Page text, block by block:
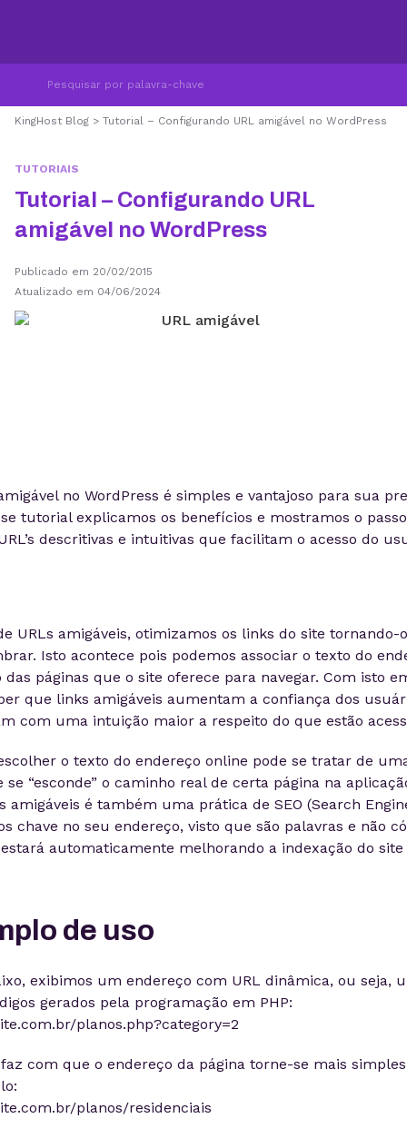
KingHost Blog > Tutorial – Configurando URL amigável no WordPress
TUTORIAIS
Tutorial – Configurando URL
amigável no WordPress
Publicado em 20/02/2015
Atualizado em 04/06/2024
no WordPress é simples e vantajoso para sua
tutorial explicamos os benefícios e mostramos o
descritivas e intuitivas que facilitam o acesso do
URLs amigáveis, otimizamos os links do site tornando-
Isto acontece pois podemos associar o texto do
páginas que o site oferece para navegar. Com isto
que links amigáveis aumentam a confiança dos
com uma intuição maior a respeito do que estão
o texto do endereço online pode se tratar de
se “esconde” o caminho real de certa página na
amigáveis é também uma prática de SEO (Search
chave no seu endereço, visto que são palavras e não
automaticamente melhorando a indexação do site
de uso
exibimos um endereço com URL dinâmica, ou seja,
gerados pela programação em PHP:
planos.php?category=2
faz com que o endereço da página torne-se mais
planos/residenciais